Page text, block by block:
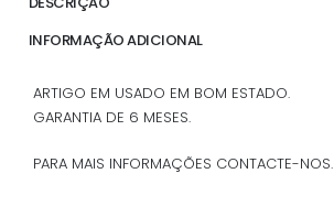
INFORMAÇÃO ADICIONAL
ARTIGO EM USADO EM BOM ESTADO.
GARANTIA DE 6 MESES.
PARA MAIS INFORMAÇÕES CONTACTE-NOS.